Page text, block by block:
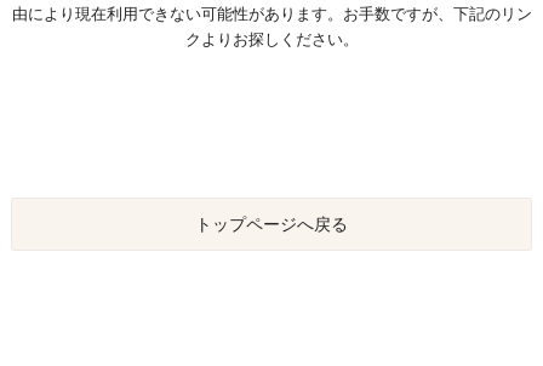
由により現在利用できない可能性があります。お手数ですが、下記のリン
クよりお探しください。
トップページへ戻る